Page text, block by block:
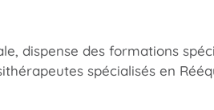
dispense des formations
spécialisés en